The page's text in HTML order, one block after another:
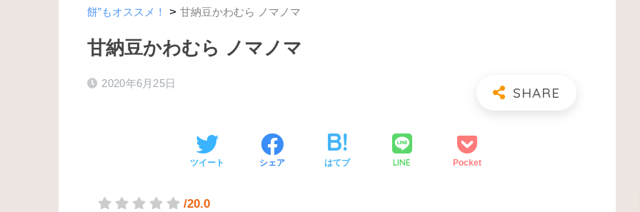
餅”もオススメ！
> 甘納豆かわむら ノマノマ
甘納豆かわむら ノマノマ
2020年6月25日
ツイート シェア はてブ LINE Pocket
/20.0